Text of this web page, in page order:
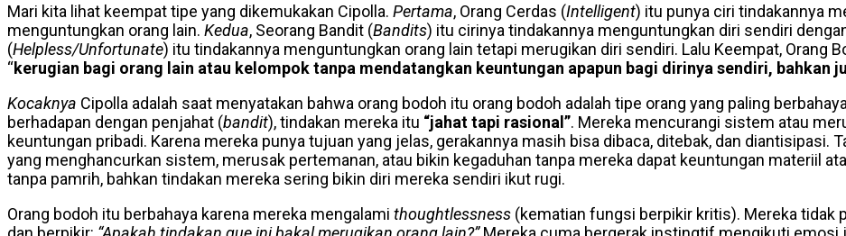
Mari kita lihat keempat tipe yang dikemukakan Cipolla. Pertama, Orang Cerdas (Intelligent) itu punya ciri tindakannya
menguntungkan orang lain. Kedua, Seorang Bandit (Bandits) itu cirinya tindakannya menguntungkan diri sendiri
(Helpless/Unfortunate) itu tindakannya menguntungkan orang lain tetapi merugikan diri sendiri. Lalu Keempat, Orang
“kerugian bagi orang lain atau kelompok tanpa mendatangkan keuntungan apapun bagi dirinya sendiri, bahkan
Kocaknya Cipolla adalah saat menyatakan bahwa orang bodoh itu orang bodoh adalah tipe orang yang paling
berhadapan dengan penjahat (bandit), tindakan mereka itu “jahat tapi rasional”. Mereka mencurangi sistem atau
keuntungan pribadi. Karena mereka punya tujuan yang jelas, gerakannya masih bisa dibaca, ditebak, dan diantisipasi.
yang menghancurkan sistem, merusak pertemanan, atau bikin kegaduhan tanpa mereka dapat keuntungan materiil
tanpa pamrih, bahkan tindakan mereka sering bikin diri mereka sendiri ikut rugi.
Orang bodoh itu berbahaya karena mereka mengalami thoughtlessness (kematian fungsi berpikir kritis). Mereka tidak